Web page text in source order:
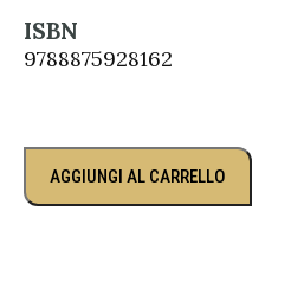
ISBN
9788875928162
AGGIUNGI AL CARRELLO